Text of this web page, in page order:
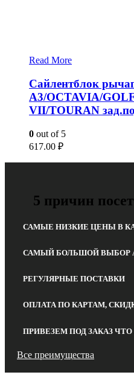
Read More
Сайлентблок
A3/OCTAVIA/
VII/TOURAN
0 out of 5
617.00 ₽
5 причин
САМЫЕ НИЗКИЕ ЦЕНЫ В
САМЫЙ БОЛЬШОЙ ВЫБОР
РЕГУЛЯРНЫЕ ПОСТАВКИ
ОПЛАТА ПО КАРТАМ,
ПРИВЕЗЕМ ПОД ЗАКАЗ
Все преимущества